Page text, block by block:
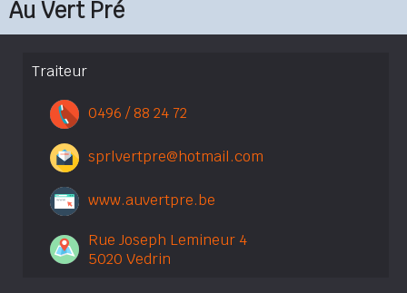
Au Vert Pré
Traiteur
0496 / 88 24 72
sprlvertpre@hotmail.com
www.auvertpre.be
Rue Joseph Lemineur 4
5020 Vedrin